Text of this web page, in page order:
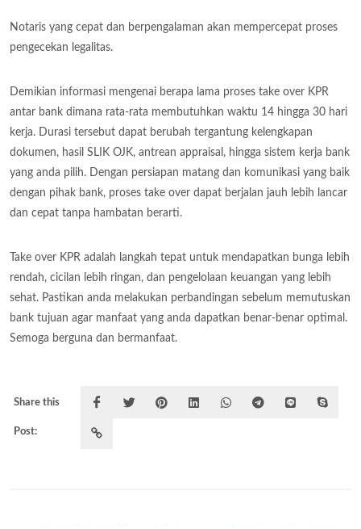
Notaris yang cepat dan berpengalaman akan mempercepat proses
pengecekan legalitas.
Demikian informasi mengenai berapa lama proses take over KPR
antar bank dimana rata-rata membutuhkan waktu 14 hingga 30 hari
kerja. Durasi tersebut dapat berubah tergantung kelengkapan
dokumen, hasil SLIK OJK, antrean appraisal, hingga sistem kerja bank
yang anda pilih. Dengan persiapan matang dan komunikasi yang baik
dengan pihak bank, proses take over dapat berjalan jauh lebih lancar
dan cepat tanpa hambatan berarti.
Take over KPR adalah langkah tepat untuk mendapatkan bunga lebih
rendah, cicilan lebih ringan, dan pengelolaan keuangan yang lebih
sehat. Pastikan anda melakukan perbandingan sebelum memutuskan
bank tujuan agar manfaat yang anda dapatkan benar-benar optimal.
Semoga berguna dan bermanfaat.
Share this
Post: